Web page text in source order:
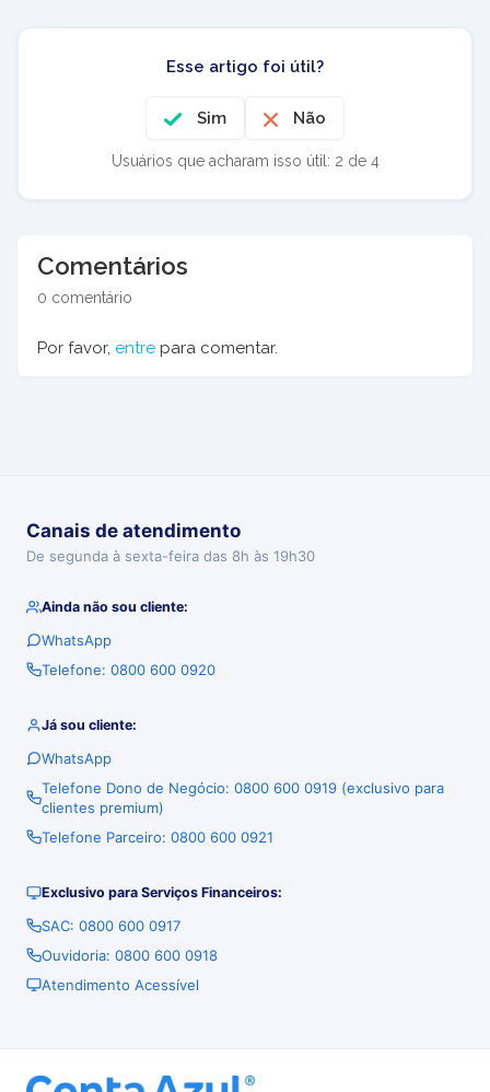
Esse artigo foi útil?
Sim Não
Usuários que acharam isso útil: 2 de 4
Comentários
0 comentário
Por favor, entre para comentar.
Canais de atendimento
De segunda à sexta-feira das 8h às 19h30
Ainda não sou cliente:
WhatsApp
Telefone: 0800 600 0920
Já sou cliente:
WhatsApp
Telefone Dono de Negócio: 0800 600 0919 (exclusivo para
clientes premium)
Telefone Parceiro: 0800 600 0921
Exclusivo para Serviços Financeiros:
SAC: 0800 600 0917
Ouvidoria: 0800 600 0918
Atendimento Acessível